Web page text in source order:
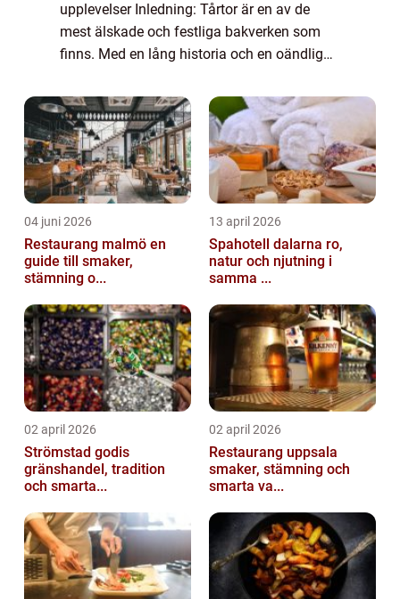
upplevelser Inledning: Tårtor är en av de
mest älskade och festliga bakverken som
finns. Med en lång historia och en oändlig
smaklökar när det kommer till tårta rece...
04 juni 2026
Restaurang malmö en
guide till smaker,
stämning o...
13 april 2026
Spahotell dalarna ro,
natur och njutning i
samma ...
02 april 2026
Strömstad godis
gränshandel, tradition
och smarta...
02 april 2026
Restaurang uppsala
smaker, stämning och
smarta va...